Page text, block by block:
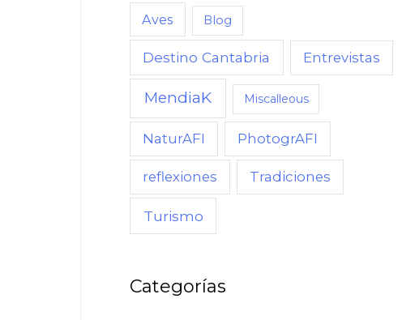
N
,
M
Aves Blog
Destino Cantabria Entrevistas
MendiaK Miscalleous
NaturAFI PhotogrAFI
reflexiones Tradiciones
Turismo
Categorías